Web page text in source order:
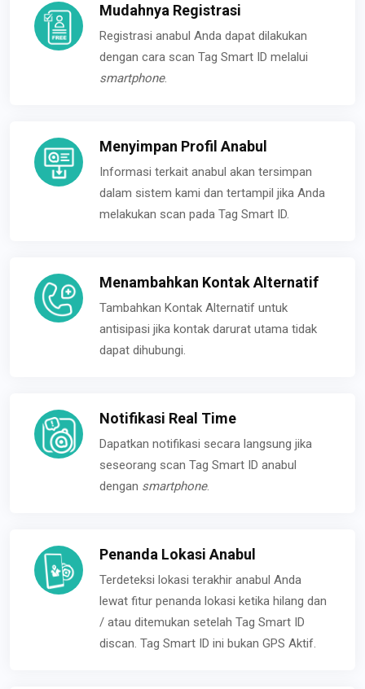
Mudahnya Registrasi
Registrasi anabul Anda dapat dilakukan
dengan cara scan Tag Smart ID melalui
smartphone.
Menyimpan Profil Anabul
Informasi terkait anabul akan tersimpan
dalam sistem kami dan tertampil jika Anda
melakukan scan pada Tag Smart ID.
Menambahkan Kontak Alternatif
Tambahkan Kontak Alternatif untuk
antisipasi jika kontak darurat utama tidak
dapat dihubungi.
Notifikasi Real Time
Dapatkan notifikasi secara langsung jika
seseorang scan Tag Smart ID anabul
dengan smartphone.
Penanda Lokasi Anabul
Terdeteksi lokasi terakhir anabul Anda
lewat fitur penanda lokasi ketika hilang dan
/ atau ditemukan setelah Tag Smart ID
discan. Tag Smart ID ini bukan GPS Aktif.